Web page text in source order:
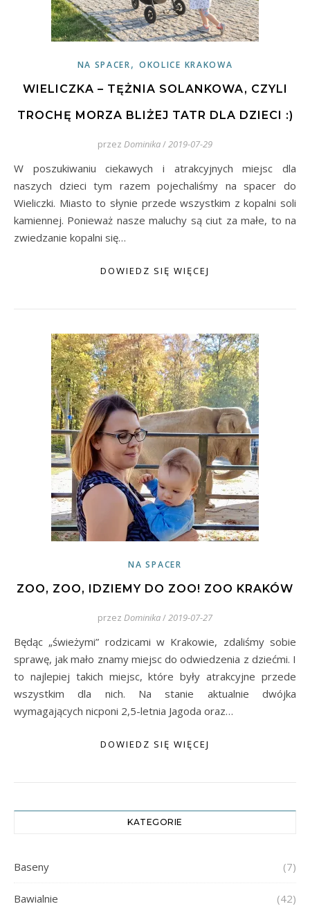
NA SPACER, OKOLICE KRAKOWA
WIELICZKA – TĘŻNIA SOLANKOWA, CZYLI
TROCHĘ MORZA BLIŻEJ TATR DLA DZIECI :)
przez Dominika/2019-07-29
W poszukiwaniu ciekawych i atrakcyjnych miejsc dla
naszych dzieci tym razem pojechaliśmy na spacer do
Wieliczki. Miasto to słynie przede wszystkim z kopalni soli
kamiennej. Ponieważ nasze maluchy są ciut za małe, to na
zwiedzanie kopalni się…
DOWIEDZ SIĘ WIĘCEJ
NA SPACER
ZOO, ZOO, IDZIEMY DO ZOO! ZOO KRAKÓW
przez Dominika/2019-07-27
Będąc „świeżymi” rodzicami w Krakowie, zdaliśmy sobie
sprawę, jak mało znamy miejsc do odwiedzenia z dziećmi. I
to najlepiej takich miejsc, które były atrakcyjne przede
wszystkim dla nich. Na stanie aktualnie dwójka
wymagających nicponi 2,5-letnia Jagoda oraz…
DOWIEDZ SIĘ WIĘCEJ
KATEGORIE
Baseny (7)
Bawialnie (42)